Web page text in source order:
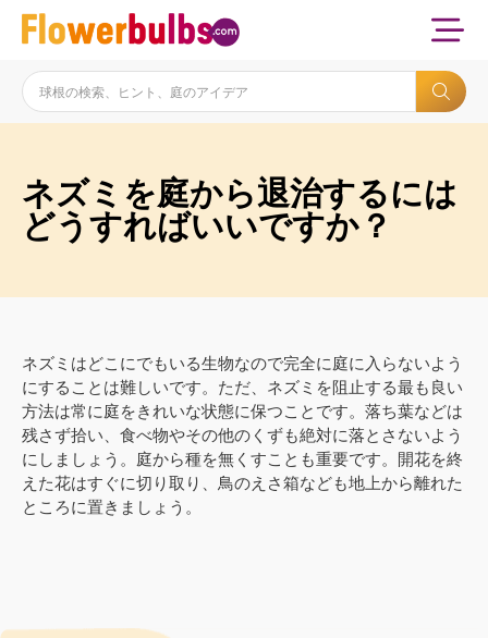
ネズミを庭から退治するには
どうすればいいですか？
ネズミはどこにでもいる生物なので完全に庭に入らないよう
にすることは難しいです。ただ、ネズミを阻止する最も良い
方法は常に庭をきれいな状態に保つことです。落ち葉などは
残さず拾い、食べ物やその他のくずも絶対に落とさないよう
にしましょう。庭から種を無くすことも重要です。開花を終
えた花はすぐに切り取り、鳥のえさ箱なども地上から離れた
ところに置きましょう。